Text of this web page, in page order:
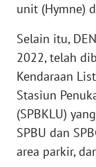
unit (Hymne)
Selain itu,
2022, telah
Kendaraan
Stasiun
(SPBKLU)
SPBU dan
area parkir,
BENGKULU
WN
LAMPUNG
WN
JATENG